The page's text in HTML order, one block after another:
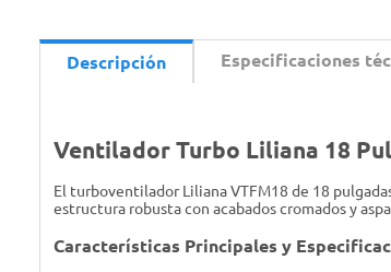
Descripción Especificaciones
Ventilador Turbo Liliana 18
El turboventilador Liliana VTFM18 de 18
estructura robusta con acabados cromados y
Características Principales y